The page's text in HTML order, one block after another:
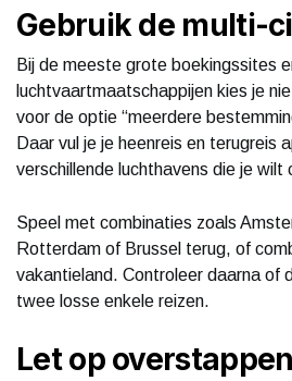
Gebruik de multi-
Bij de meeste grote boekingssites
luchtvaartmaatschappijen kies je
voor de optie “meerdere
Daar vul je je heenreis en terugreis
verschillende luchthavens die je wilt
Speel met combinaties zoals
Rotterdam of Brussel terug, of
vakantieland. Controleer daarna of
twee losse enkele reizen.
Let op